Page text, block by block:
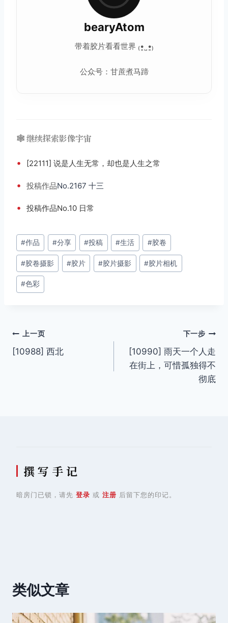
bearyAtom
带着胶片看看世界 ₍•͈˽•͈₎
公众号：甘蔗煮马蹄
🕸️ 继续探索影像宇宙
• [22111] 说是人生无常，却也是人生之常
• 投稿作品No.2167 十三
• 投稿作品No.10 日常
文
章
标
签：
#作品 #分享 #投稿 #生活 #胶卷
#胶卷摄影 #胶片 #胶片摄影 #胶片相机
#色彩
文
章
上一页
[10988] 西北
下一步
[10990] 雨天一个人走
在街上，可惜孤独得不
彻底
撰 写 手 记
暗房门已锁，请先 登录 或 注册 后留下您的印记。
类似文章